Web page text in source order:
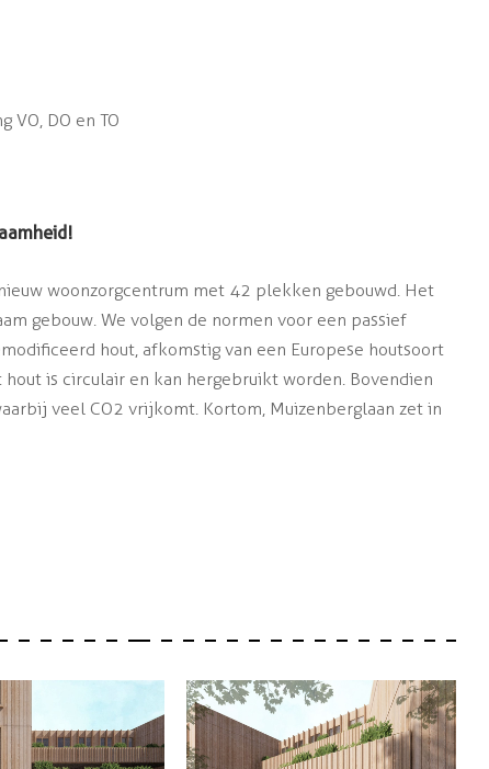
VO, DO en TO
woonzorgcentrum met 42 plekken gebouwd. Het
gebouw. We volgen de normen voor een passief
hout, afkomstig van een Europese houtsoort
is circulair en kan hergebruikt worden. Bovendien
veel CO2 vrijkomt. Kortom, Muizenberglaan zet in